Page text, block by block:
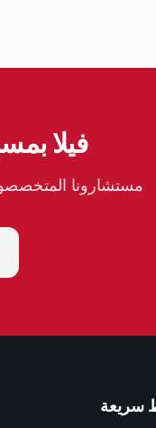
فيلا
مستشارونا
سريعة